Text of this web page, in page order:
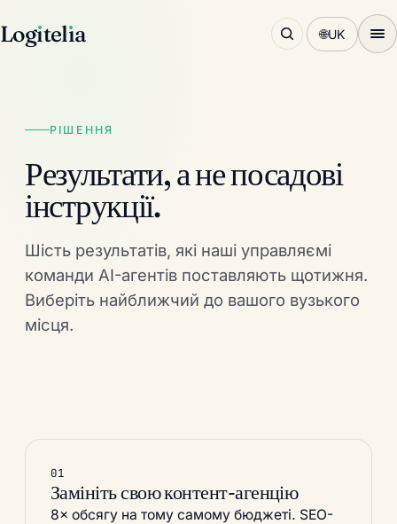
Logıtelıa 🌐UK
РІШЕННЯ
Результати, а не посадові
інструкції.
Шість результатів, які наші управляємі
команди AI-агентів поставляють щотижня.
Виберіть найближчий до вашого вузького
місця.
01
Замініть свою контент-агенцію
8× обсягу на тому самому бюджеті. SEO-